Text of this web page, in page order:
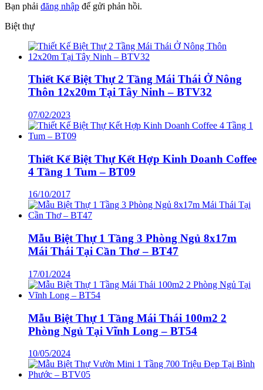
Bạn phải đăng nhập để gửi phản hồi.
Biệt thự
Thiết Kế Biệt Thự 2 Tầng Mái Thái Ở Nông
Thôn 12x20m Tại Tây Ninh – BTV32
07/02/2023
Thiết Kế Biệt Thự Kết Hợp Kinh Doanh Coffee
4 Tầng 1 Tum – BT09
16/10/2017
Mẫu Biệt Thự 1 Tầng 3 Phòng Ngủ 8x17m
Mái Thái Tại Cần Thơ – BT47
17/01/2024
Mẫu Biệt Thự 1 Tầng Mái Thái 100m2 2
Phòng Ngủ Tại Vĩnh Long – BT54
10/05/2024